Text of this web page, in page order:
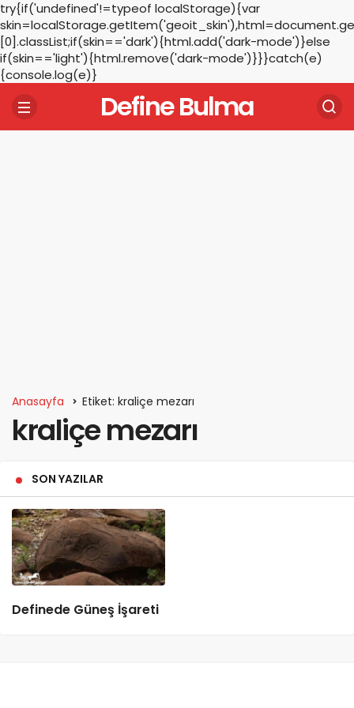
try{if('undefined'!=typeof localStorage){var
[0].classList;if(skin=='dark'){html.add('dark-mode')}else
if(skin=='light'){html.remove('dark-mode')}}}catch(e)
{console.log(e)}
Define Bulma
Anasayfa Etiket: kraliçe mezarı
kraliçe mezarı
SON YAZILAR
Definede Güneş İşareti